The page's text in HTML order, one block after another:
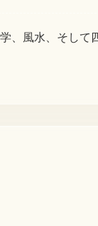
、風水、そして